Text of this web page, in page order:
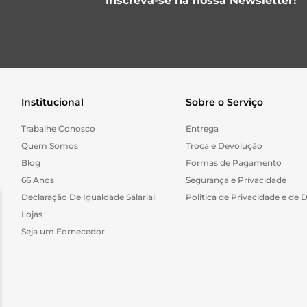
Institucional
Trabalhe Conosco
Quem Somos
Blog
66 Anos
Declaração De Igualdade Salarial
Lojas
Seja um Fornecedor
Sobre o Serviço
Entrega
Troca e Devolução
Formas de Pagamento
Segurança e Privacidade
Politica de Privacidade e de